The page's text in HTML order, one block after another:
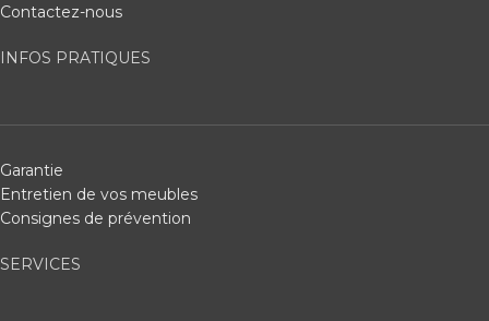
Contactez-nous
INFOS PRATIQUES
Garantie
Entretien de vos meubles
Consignes de prévention
SERVICES